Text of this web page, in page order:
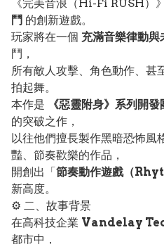
《完美音浪（Hi-Fi RUSH）
鬥 的創新遊戲。
玩家將在一個 充滿音樂律動與
鬥，
所有敵人攻擊、角色動作、甚
拍起舞。
本作是
《惡靈附身》系列
的突破之作，
以往他們擅長製作黑暗恐怖風
豔、節奏歡樂的作品，
開創出「 節奏動作遊戲（
新高度。
⚙️ 二、故事背景
在高科技企業 Vandelay
都市中，